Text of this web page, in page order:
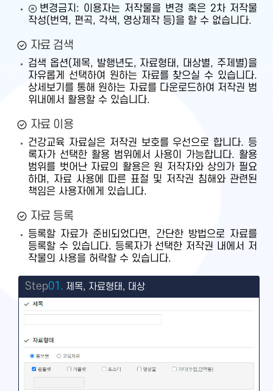
변경금지: 이용자는 저작물을 변경 혹은 2차 저작물
작성(번역, 편곡, 각색, 영상제작 등)을 할 수 없습니다.
자료 검색
검색 옵션(제목, 발행년도, 자료형태, 대상별, 주제별)을
자유롭게 선택하여 원하는 자료를 찾으실 수 있습니다.
상세보기를 통해 원하는 자료를 다운로드하여 저작권 범
위내에서 활용할 수 있습니다.
자료 이용
건강교육 자료실은 저작권 보호를 우선으로 합니다. 등
록자가 선택한 활용 범위에서 사용이 가능합니다. 활용
범위를 벗어난 자료의 활용은 원 저작자와 상의가 필요
하며, 자료 사용에 따른 표절 및 저작권 침해와 관련된
책임은 사용자에게 있습니다.
자료 등록
등록할 자료가 준비되었다면, 간단한 방법으로 자료를
등록할 수 있습니다. 등록자가 선택한 저작권 내에서 저
작물의 사용을 허락할 수 있습니다.
Step01. 제목, 자료형태, 대상